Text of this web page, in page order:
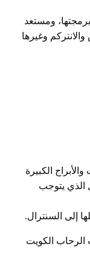
ومستعد
وغيرها
الكبيرة
الذي يتوجب
إلى السنترال.
الرحاب الكويت